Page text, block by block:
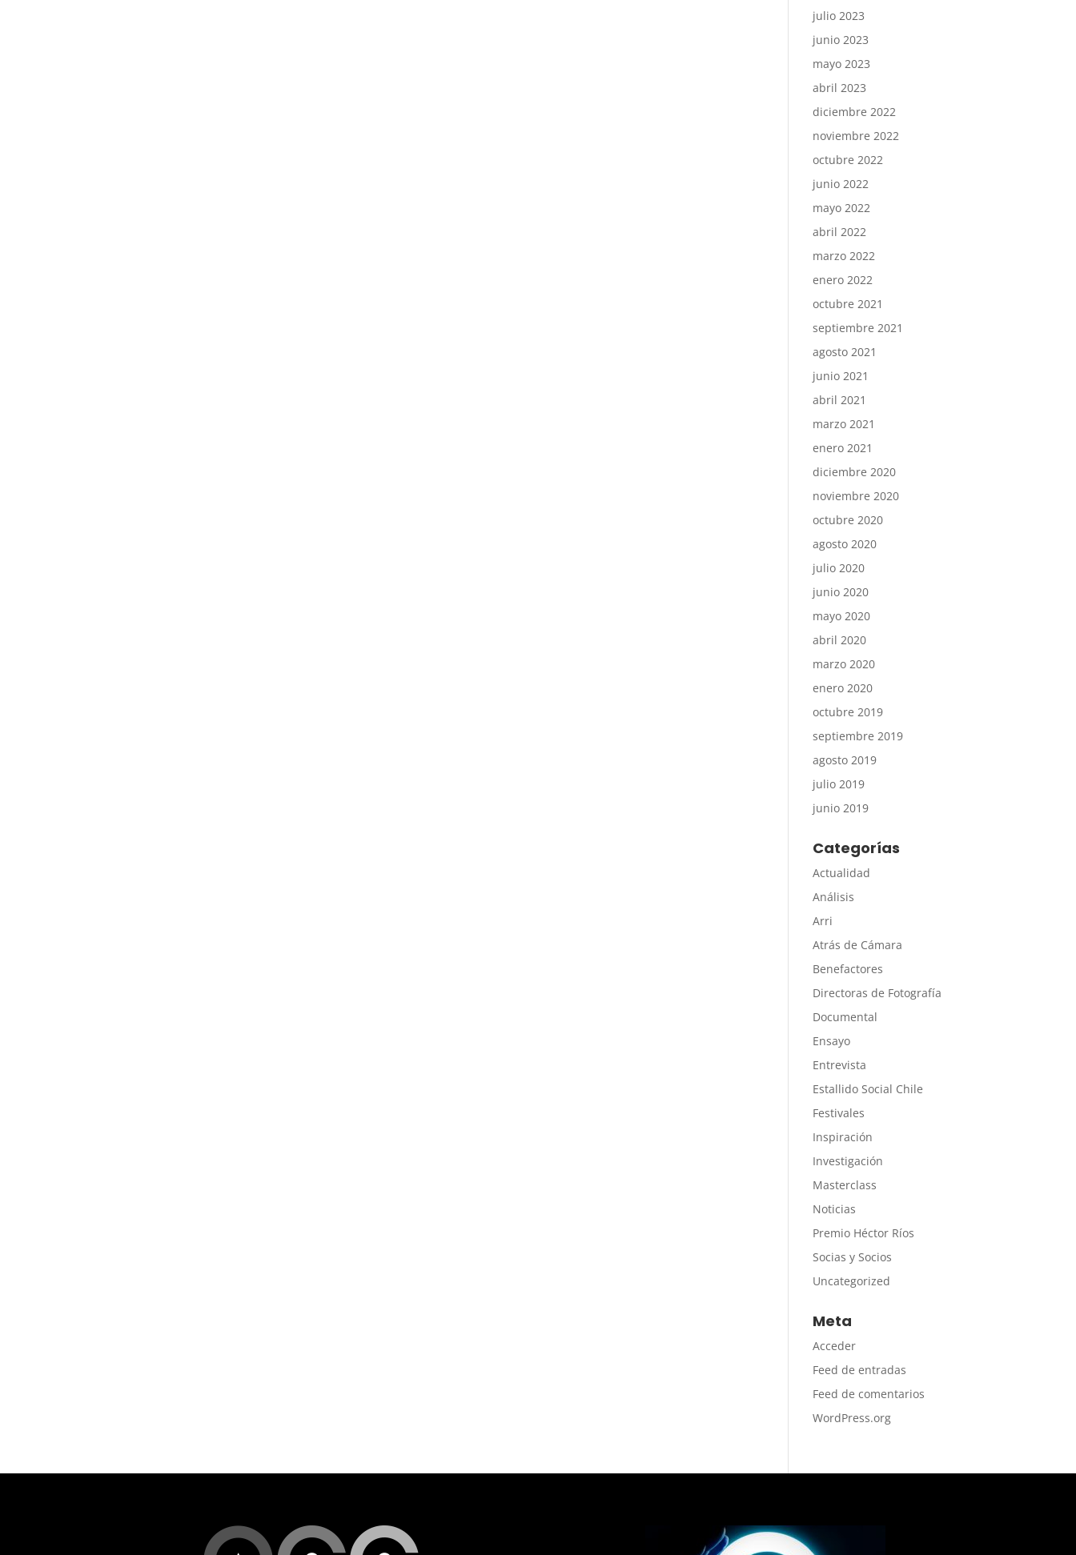
julio 2023
junio 2023
mayo 2023
abril 2023
diciembre 2022
noviembre 2022
octubre 2022
junio 2022
mayo 2022
abril 2022
marzo 2022
enero 2022
octubre 2021
septiembre 2021
agosto 2021
junio 2021
abril 2021
marzo 2021
enero 2021
diciembre 2020
noviembre 2020
octubre 2020
agosto 2020
julio 2020
junio 2020
mayo 2020
abril 2020
marzo 2020
enero 2020
octubre 2019
septiembre 2019
agosto 2019
julio 2019
junio 2019
Categorías
Actualidad
Análisis
Arri
Atrás de Cámara
Benefactores
Directoras de Fotografía
Documental
Ensayo
Entrevista
Estallido Social Chile
Festivales
Inspiración
Investigación
Masterclass
Noticias
Premio Héctor Ríos
Socias y Socios
Uncategorized
Meta
Acceder
Feed de entradas
Feed de comentarios
WordPress.org